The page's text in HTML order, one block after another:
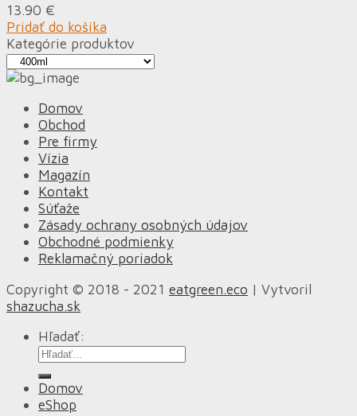
13.90 €
Pridať do košíka
Kategórie produktov
Domov
Obchod
Pre firmy
Vízia
Magazín
Kontakt
Súťaže
Zásady ochrany osobných údajov
Obchodné podmienky
Reklamačný poriadok
Copyright © 2018 - 2021 eatgreen.eco | Vytvoril
shazucha.sk
Hľadať:
Domov
eShop